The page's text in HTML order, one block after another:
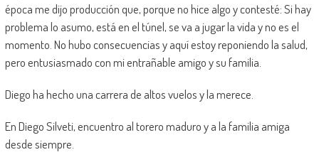
época me dijo producción que, porque no hice algo y contesté: Si hay
problema lo asumo, está en el túnel, se va a jugar la vida y no es el
momento. No hubo consecuencias y aquí estoy reponiendo la salud,
pero entusiasmado con mi entrañable amigo y su familia.
Diego ha hecho una carrera de altos vuelos y la merece.
En Diego Silveti, encuentro al torero maduro y a la familia amiga
desde siempre.